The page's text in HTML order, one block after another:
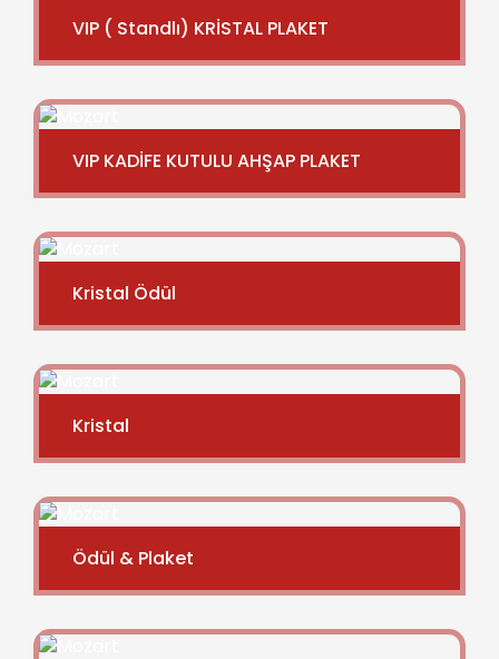
VIP ( Standlı) KRİSTAL PLAKET
VIP KADİFE KUTULU AHŞAP PLAKET
Kristal Ödül
Kristal
Ödül & Plaket